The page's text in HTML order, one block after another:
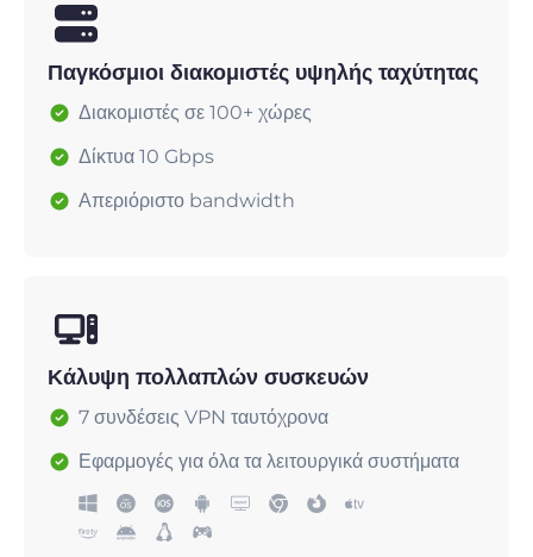
Παγκόσμιοι διακομιστές υψηλής ταχύτητας
Διακομιστές σε 100+ χώρες
Δίκτυα 10 Gbps
Απεριόριστο bandwidth
Κάλυψη πολλαπλών συσκευών
7 συνδέσεις VPN ταυτόχρονα
Εφαρμογές για όλα τα λειτουργικά συστήματα